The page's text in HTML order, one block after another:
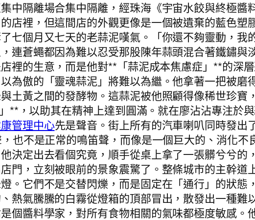
隔離場合集中隔離，經珠海《宇宙水餃與終極醬
店裡，但這間店的外觀更像是一個被遺棄的藍色塑
七個月又七天的老蒜泥嘆氣。「你還不夠靈動，我
連蒼蠅都因為難以忍受那股陳年蒜頭混合著鐵鏽與
裡的生意，而是他對**「蒜泥成本焦慮症」**的深
為傲的「靈魂蒜泥」將難以為繼。他拿著一把被磨
土黃之間的發酵物。這蒜泥被他照顧得像稀世珍寶
**，以助其在精神上達到圓滿。就在廖沾沾專注於
管理中心先是聲音。街上所有的汽車喇叭同時發出
不是正常的鳴笛聲，而像是一個巨大的、消化不
決定出去看個究竟，順手從桌上拿了一張髒兮兮的
門，立刻被眼前的景象震驚了。整條城市的主幹道
。它們不是交替閃爍，而是固定在「通行」的狀態
熱氣騰騰的白霧從燈箱的頂部冒出，散發出一種
個醬料學家，對所有食物相關的氣味都極度敏感。